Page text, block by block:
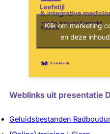
Klik om marketing
en deze
Weblinks uit presentatie
Geluidsbestanden